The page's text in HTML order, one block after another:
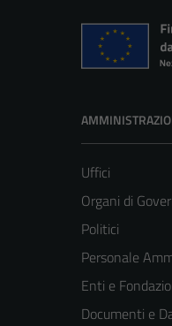
Uffici
Organi di
Politici
Personale
Enti e
Documenti e